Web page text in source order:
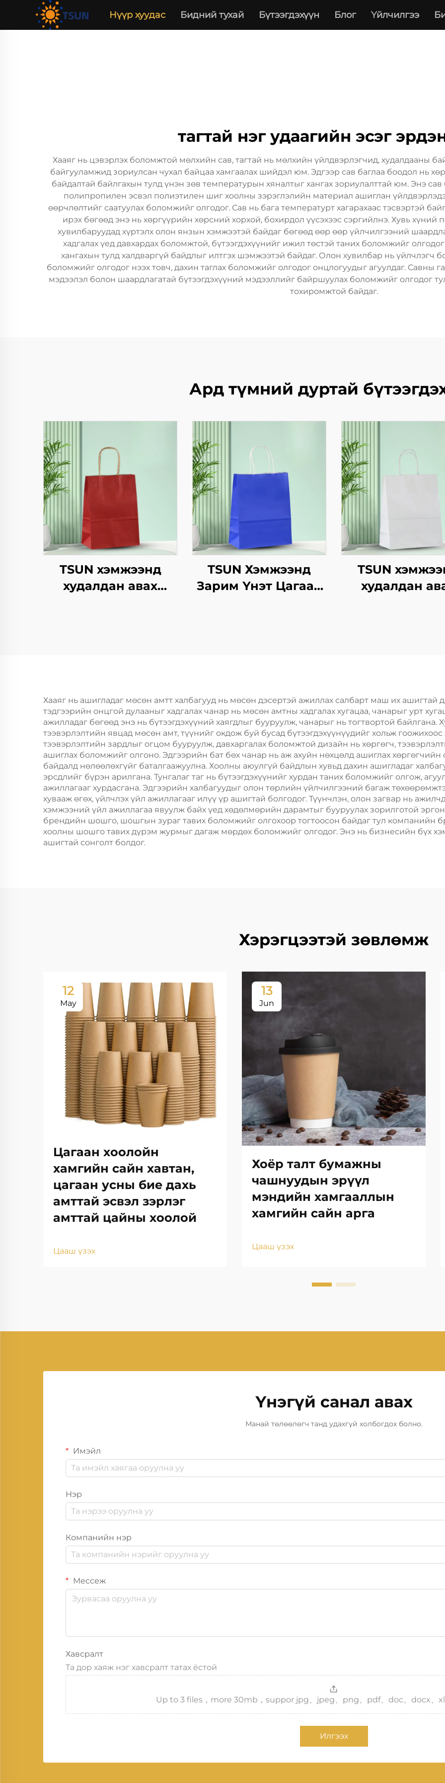
Нүүр хуудас Бидний тухай Бүтээгдэхүүн Блог Үйлчилгээ
тагтай нэг удаагийн эсэг
Хааяг нь цэвэрлэх боломжтой мөлхийн сав, тагтай нь мөлхийн үйлдвэрлэгчид, худалдааны
байгууламжид зориулсан чухал байцаа хамгаалах шийдэл юм. Эдгээр сав баглаа боодол нь
байдалтай байлгахын тулд үнэн зөв температурын хяналтыг хангах зориулалттай юм. Энэ
полипропилен эсвэл полиэтилен шиг хоолны зэрэглэлийн материал ашиглан
өөрчлөлтийг саатуулах боломжийг олгодог. Сав нь бага температурт хагарахаас тэсвэртэй
ирэх бөгөөд энэ нь хөргүүрийн хөрсний хорхой, бохирдол үүсэхээс сэргийлнэ. Хувь хүний
хувилбаруудад хүртэлх олон янзын хэмжээтэй байдаг бөгөөд өөр өөр үйлчилгээний
хадгалах үед давхардах боломжтой, бүтээгдэхүүнийг ижил төстэй таних боломжийг
хангахын тулд халдваргүй байдлыг илтгэх шэмжээтэй байдаг. Олон хувилбар нь үйлчлэгч
боломжийг олгодог нээх товч, дахин таглах боломжийг олгодог онцлогуудыг агуулдаг. Савны
мэдээлэл болон шаардлагатай бүтээгдэхүүний мэдээллийг байршуулах боломжийг олгодог
тохиромжтой байдаг.
Ард түмний дуртай
TSUN хэмжээнд
худалдан авах
барих
TSUN Хэмжээнд
Зарим Үнэт Цагаан
Шиппинг Картон
TSUN
худалдан
барих
Хааяг нь ашигладаг мөсөн амтт халбагууд нь мөсөн дэсертэй ажиллах салбарт маш их ашигтай
тэдгээрийн онцгой дулааныг хадгалах чанар нь мөсөн амтны хадгалах хугацаа, чанарыг урт
ажилладаг бөгөөд энэ нь бүтээгдэхүүний хаягдлыг бууруулж, чанарыг нь тогтвортой байлгана.
тээвэрлэлтийн явцад мөсөн амт, түүнийг окдож буй бусад бүтээгдэхүүнүүдийг хольж
тээвэрлэлтийн зардлыг огцом бууруулж, давхаргалах боломжтой дизайн нь хөргөгч,
ашиглах боломжийг олгоно. Эдгээрийн бат бөх чанар нь аж ахуйн нөхцөлд ашиглах
байдалд нөлөөлөхгүйг баталгаажуулна. Хоолны аюулгүй байдлын хувьд дахин ашигладаг
эрсдлийг бүрэн арилгана. Тунгалаг таг нь бүтээгдэхүүнийг хурдан таних боломжийг олгож,
ажиллагааг хурдасгана. Эдгээрийн халбагуудыг олон төрлийн үйлчилгээний багаж
хувааж өгөх, үйлчлэх үйл ажиллагааг илүү үр ашигтай болгодог. Түүнчлэн, олон загвар нь
хэмжээний үйл ажиллагаа явуулж байх үед хөдөлмөрийн дарамтыг бууруулах зорилготой
брендийн шошго, шошгын зураг тавих боломжийг олгохоор тогтоосон байдаг тул компанийн
хоолны шошго тавих дүрэм журмыг дагаж мөрдөх боломжийг олгодог. Энэ нь бизнесийн бүх
ашигтай сонголт болдог.
Хэрэгцээтэй зөвлөмж
12
May
Цагаан хоолойн
хамгийн сайн хавтан,
цагаан усны бие дахь
амттай эсвэл зэрлэг
амттай цайны хоолой
Цааш үзэх
13
Jun
Хоёр талт бумажны
чашнуудын эрүүл
мэндийн хамгааллын
хамгийн сайн арга
Цааш үзэх
Үнэгүй санал авах
Манай төлөөлөгч танд удахгүй холбогдох болно.
Имэйл
Нэр
Компанийн нэр
Мессеж
Хавсралт
Та дор хаяж нэг хавсралт татах ёстой
Up to 3 files，more 30mb，suppor jpg、jpeg、png、pdf、doc、docx、
Илгээх